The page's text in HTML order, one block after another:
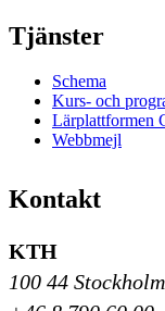
Tjänster
Schema
Kurs- och
Lärplattformen
Webbmejl
Kontakt
KTH
100 44 Stockholm